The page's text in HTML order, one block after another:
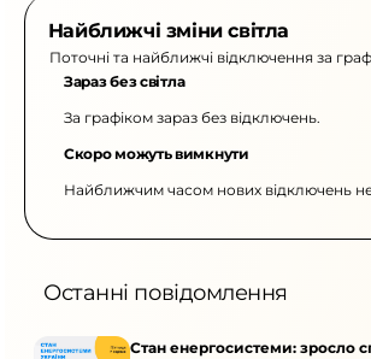
Найближчі зміни світла
Поточні та найближчі відключення за
Зараз без світла
За графіком зараз без відключень.
Скоро можуть вимкнути
Найближчим часом нових відключень
Останні повідомлення
Стан енергосистеми: зросло